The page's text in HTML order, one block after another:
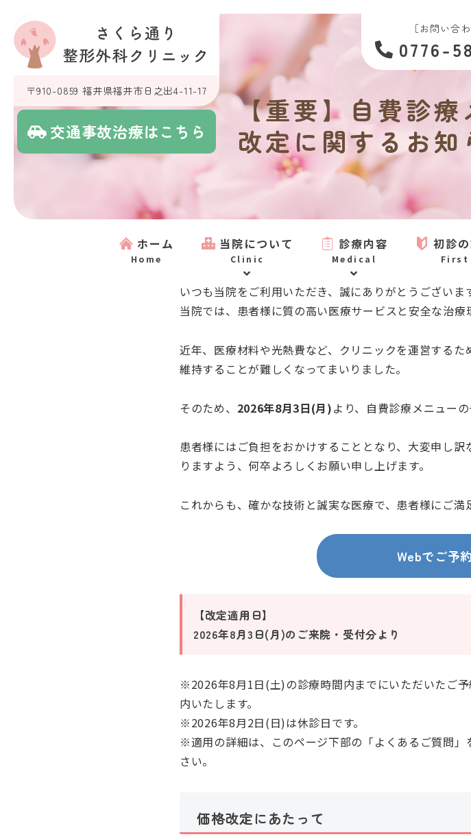
交通事故治療はこちら
〒910-0859 福井県福井市日之出4-11-17
［お問い合わ
0776-
【重要】自費診
改定に関するお知
ホーム
Home
当院について
Clinic
診療内容
Medical
初診
First
いつも当院をご利用いただき、誠にありがとうございま
当院では、患者様に質の高い医療サービスと安全な治療
近年、医療材料や光熱費など、クリニックを運営する
維持することが難しくなってまいりました。
そのため、 2026年8月3日(月)より、自費診療メニュー
患者様にはご負担をおかけすることとなり、大変申し
りますよう、何卒よろしくお願い申し上げます。
これからも、確かな技術と誠実な医療で、患者様にご満
Webでご予
【改定適用日】
2026年8月3日(月)のご来院・受付分より
※2026年8月1日(土)の診療時間内までにいただいたご
内いたします。
※2026年8月2日(日)は休診日です。
※適用の詳細は、このページ下部の「よくあるご質問
さい。
価格改定にあたって